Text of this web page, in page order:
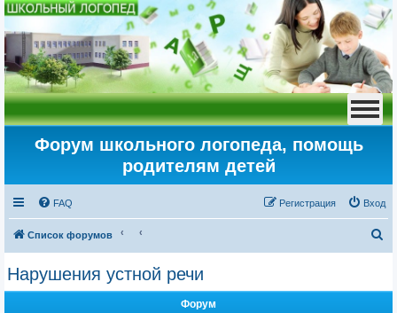
Форум школьного логопеда, помощь
родителям детей
FAQ Вход
Регистрация
Список форумов
о
Нарушения устной речи
Форум